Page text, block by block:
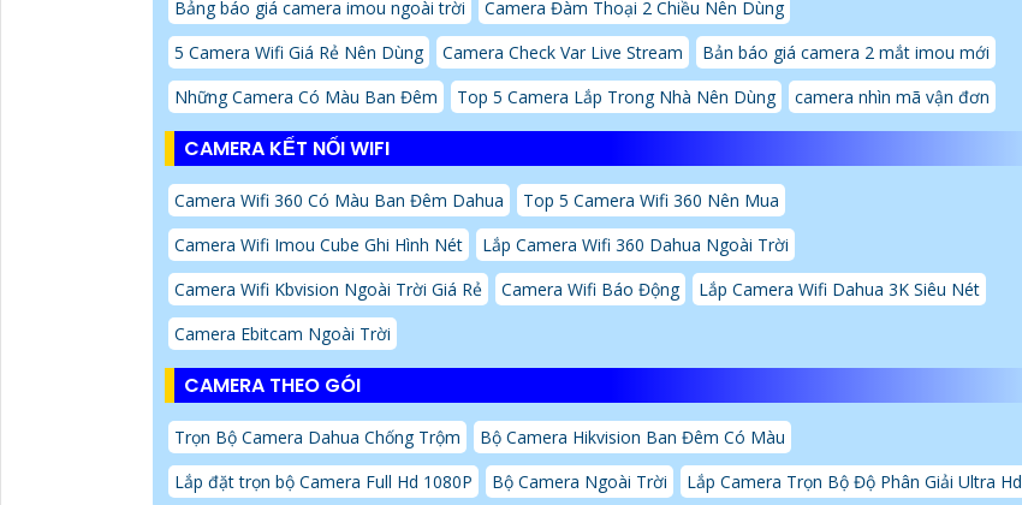
Bảng báo giá camera imou ngoài trời
Camera Đàm Thoại 2 Chiều Nên Dùng
5 Camera Wifi Giá Rẻ Nên Dùng
Camera Check Var Live Stream
Bản báo giá camera 2 mắt imou mới
Những Camera Có Màu Ban Đêm
Top 5 Camera Lắp Trong Nhà Nên Dùng camera nhìn mã vận đơn
CAMERA KẾT NỐI WIFI
Camera Wifi 360 Có Màu Ban Đêm Dahua
Top 5 Camera Wifi 360 Nên Mua
Camera Wifi Imou Cube Ghi Hình Nét
Lắp Camera Wifi 360 Dahua Ngoài Trời
Camera Wifi Kbvision Ngoài Trời Giá Rẻ
Camera Wifi Báo Động
Lắp Camera Wifi Dahua 3K Siêu Nét
Camera Ebitcam Ngoài Trời
CAMERA THEO GÓI
Trọn Bộ Camera Dahua Chống Trộm
Bộ Camera Hikvision Ban Đêm Có Màu
Lắp đặt trọn bộ Camera Full Hd 1080P
Bộ Camera Ngoài Trời Lắp Camera Trọn Bộ Độ Phân Giải Ultra Hd